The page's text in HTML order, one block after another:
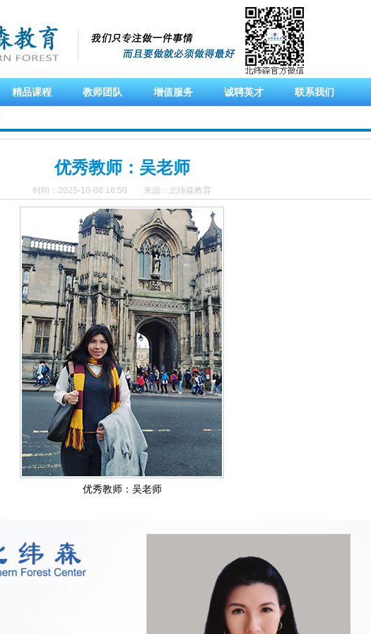
精品课程 教师团队 增值服务 诚聘英才 联系我们
优秀教师：吴老师
时间：2025-10-08 16:50 来源：北纬森教育
优秀教师：吴老师